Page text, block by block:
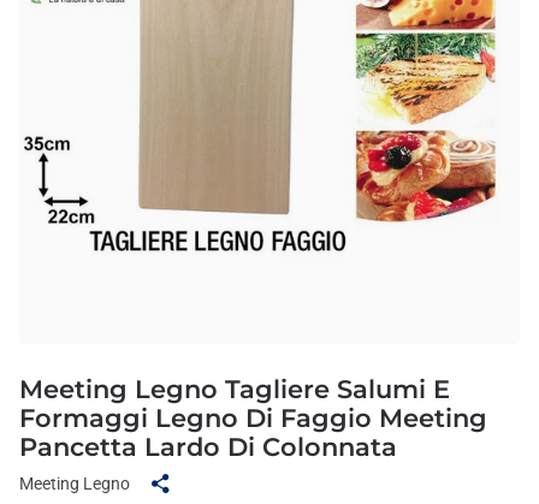
Meeting Legno Tagliere Salumi E
Formaggi Legno Di Faggio Meeting
Pancetta Lardo Di Colonnata
Meeting Legno